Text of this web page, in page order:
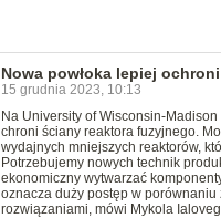
Nowa powłoka lepiej
15 grudnia 2023, 10:13
Na University of Wisconsin-
chroni ściany reaktora fuzyjnego.
wydajnych mniejszych reaktorów,
Potrzebujemy nowych technik
ekonomiczny wytwarzać
oznacza duży postęp w porównaniu
rozwiązaniami, mówi Mykola